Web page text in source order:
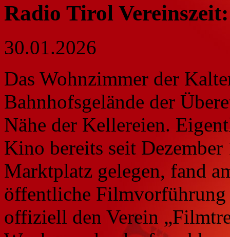
Radio Tirol
30.01.2026
Das Wohnzimmer der
Bahnhofsgelände der
Nähe der Kellereien.
Kino bereits seit
Marktplatz gelegen, fand
öffentliche Filmvorführung
offiziell den Verein